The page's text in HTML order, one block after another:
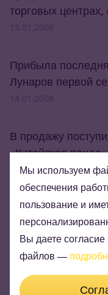
торговых
Прибыла
Лунаров первой
В продажу
«Китайская
28.12.2007
В продажу
серии
10.12.2007
Канада
Мы используем
обеспечения
пользование и
Вы даете
файлов —